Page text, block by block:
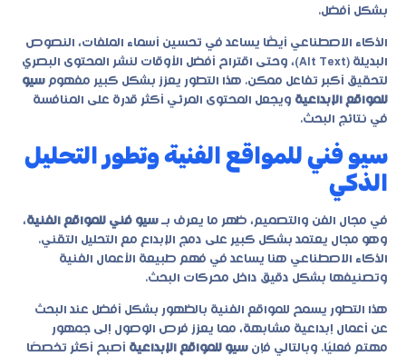
بشكل أفضل.
الذكاء الاصطناعي أيضًا يساعد في تحسين أسماء الملفات، النصوص
البديلة (Alt Text)، وحتى اقتراح أفضل الأوقات لنشر المحتوى البصري
لتحقيق أكبر تفاعل ممكن. هذا التطور يعزز بشكل كبير مفهوم سيو
للمواقع الإبداعية ويجعل المحتوى المرئي أكثر قدرة على المنافسة
في نتائج البحث.
سيو فني للمواقع الفنية وتطور التحليل
الذكي
في مجال الفن والتصميم، ظهر ما يعرف بـ سيو فني للمواقع الفنية،
وهو مجال يعتمد بشكل كبير على دمج الإبداع مع التحليل التقني.
الذكاء الاصطناعي هنا يساعد في فهم طبيعة الأعمال الفنية
وتصنيفها بشكل دقيق داخل محركات البحث.
هذا التطور يسمح للمواقع الفنية بالظهور بشكل أفضل عند البحث
عن أعمال إبداعية مشابهة، مما يعزز فرص الوصول إلى جمهور
مهتم فعليًا. وبالتالي فإن سيو للمواقع الإبداعية أصبح أكثر تخصصًا